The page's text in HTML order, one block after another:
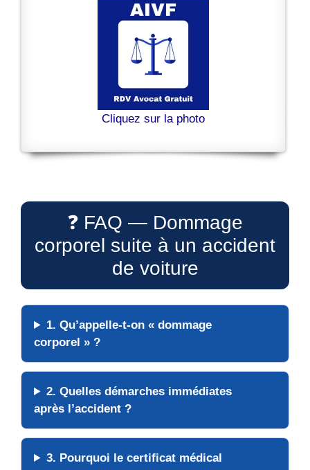
Cliquez sur la photo
❓ FAQ — Dommage
corporel suite à un accident
de voiture
1. Qu’appelle-t-on « dommage
corporel » ?
2. Quelles démarches immédiates
après l’accident ?
3. Pourquoi le certificat médical